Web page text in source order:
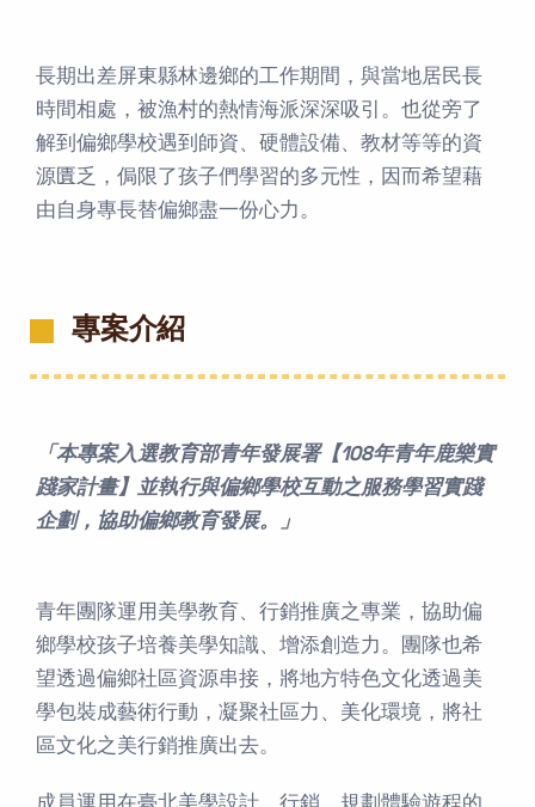
長期出差屏東縣林邊鄉的工作期間，與當地居民長
時間相處，被漁村的熱情海派深深吸引。也從旁了
解到偏鄉學校遇到師資、硬體設備、教材等等的資
源匱乏，侷限了孩子們學習的多元性，因而希望藉
由自身專長替偏鄉盡一份心力。
專案介紹
「本專案入選教育部青年發展署【108年青年鹿樂實
踐家計畫】並執行與偏鄉學校互動之服務學習實踐
企劃，協助偏鄉教育發展。」
青年團隊運用美學教育、行銷推廣之專業，協助偏
鄉學校孩子培養美學知識、增添創造力。團隊也希
望透過偏鄉社區資源串接，將地方特色文化透過美
學包裝成藝術行動，凝聚社區力、美化環境，將社
區文化之美行銷推廣出去。